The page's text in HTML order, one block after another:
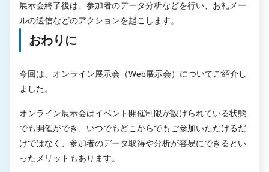
展示会終了後は、参加者のデータ分析などを行い、お礼メー
ルの送信などのアクションを起こします。
おわりに
今回は、オンライン展示会（Web展示会）についてご紹介し
ました。
オンライン展示会はイベント開催制限が設けられている状態
でも開催ができ、いつでもどこからでもご参加いただけるだ
けではなく、参加者のデータ取得や分析が容易にできるとい
ったメリットもあります。